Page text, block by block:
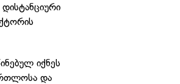
დისტანციური
იქნეს
და